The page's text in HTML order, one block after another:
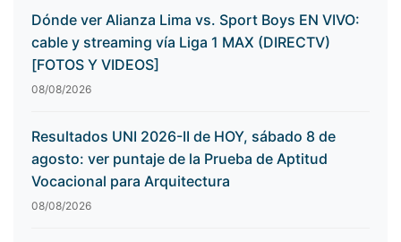
Dónde ver Alianza Lima vs. Sport Boys EN VIVO:
cable y streaming vía Liga 1 MAX (DIRECTV)
[FOTOS Y VIDEOS]
08/08/2026
Resultados UNI 2026-II de HOY, sábado 8 de
agosto: ver puntaje de la Prueba de Aptitud
Vocacional para Arquitectura
08/08/2026